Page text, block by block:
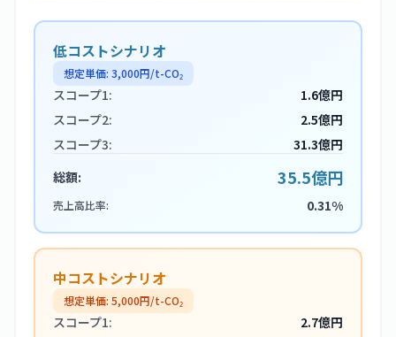
低コストシナリオ
想定単価: 3,000円/t-CO₂
スコープ1:
1.6億円
スコープ2:
2.5億円
スコープ3:
31.3億円
総額:
35.5億円
売上高比率: 0.31%
中コストシナリオ
想定単価: 5,000円/t-CO₂
スコープ1:
2.7億円